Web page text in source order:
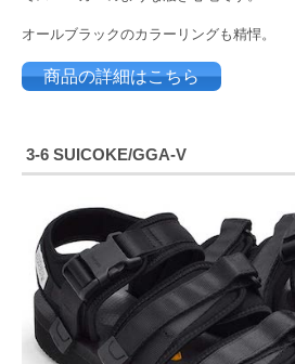
オールブラックのカラーリングも精悍。
商品の詳細はこちら
3-6 SUICOKE/GGA-V